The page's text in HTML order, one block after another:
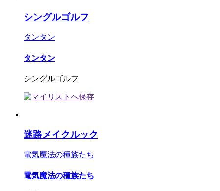
シングルゴルフ
タンタン
タンタン
シングルゴルフ
迷路メイクルック
電気魔法の種族たち
電気魔法の種族たち